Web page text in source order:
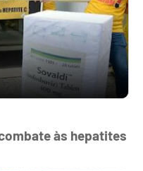
às hepatites